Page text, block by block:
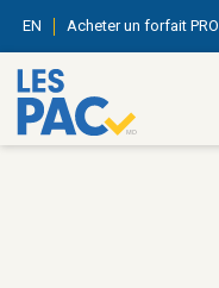
EN Acheter un forfait PRO